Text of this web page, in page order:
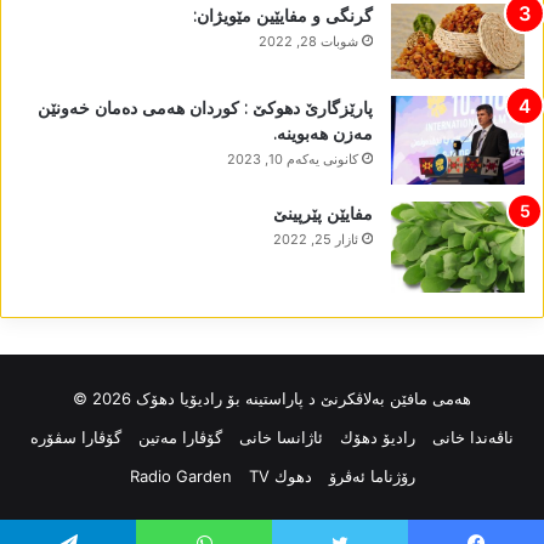
گرنگی و مفایێین مێویژان:
شوبات 28, 2022
پارێزگارێ دھوکێ : کوردان ھەمی دەمان خەونێن
مەزن ھەبوینە.
كانونی یه‌كه‌م 10, 2023
مفایێن پێرپینێ
ئازار 25, 2022
ھەمی مافێن بەلاڤکرنێ د پاراستینە بۆ رادیۆیا دھۆک 2026 ©
ناڤه‌ندا خانی
رادیۆ دهۆك ئاژانسا خانی گۆڤارا مەتین
گۆڤارا سڤۆرە
رۆژناما ئەڤرۆ
دهوك TV Radio Garden